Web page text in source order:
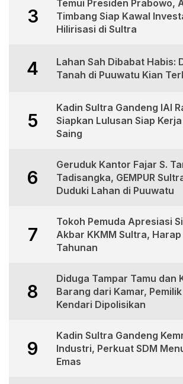
3
Temui Presiden Prabowo,
Timbang Siap Kawal
Hilirisasi di Sultra
4
Lahan Sah Dibabat Habis:
Tanah di Puuwatu Kian
5
Kadin Sultra Gandeng IAI
Siapkan Lulusan Siap
Saing
6
Geruduk Kantor Fajar S.
Tadisangka, GEMPUR
Duduki Lahan di Puuwatu
7
Tokoh Pemuda Apresiasi
Akbar KKMM Sultra,
Tahunan
8
Diduga Tampar Tamu dan
Barang dari Kamar,
Kendari Dipolisikan
9
Kadin Sultra Gandeng
Industri, Perkuat SDM
Emas